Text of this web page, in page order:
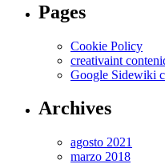
Pages
Cookie Policy
creativaint
Google Sidewiki
Archives
agosto 2021
marzo 2018